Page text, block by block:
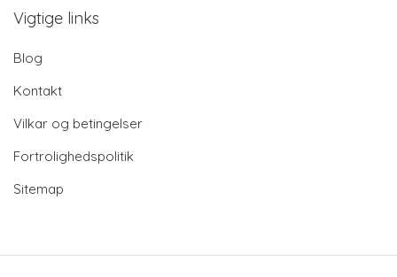
Vigtige links
Blog
Kontakt
Vilkar og betingelser
Fortrolighedspolitik
Sitemap